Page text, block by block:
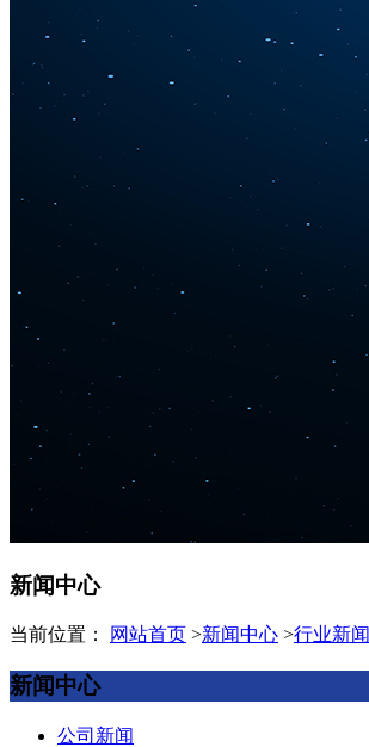
新闻中心
当前位置： 网站首页 >新闻中心 >行业新闻
新闻中心
公司新闻